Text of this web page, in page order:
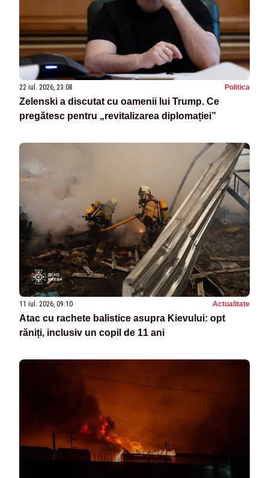
22 iul. 2026, 23:08 Politica
Zelenski a discutat cu oamenii lui Trump. Ce
pregătesc pentru „revitalizarea diplomației”
11 iul. 2026, 09:10 Actualitate
Atac cu rachete balistice asupra Kievului: opt
răniți, inclusiv un copil de 11 ani